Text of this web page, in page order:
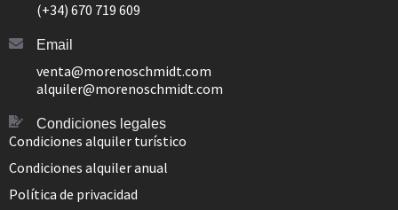
(+34) 670 719 609
Email
venta@morenoschmidt.com
alquiler@morenoschmidt.com
Condiciones legales
Condiciones alquiler turístico
Condiciones alquiler anual
Política de privacidad